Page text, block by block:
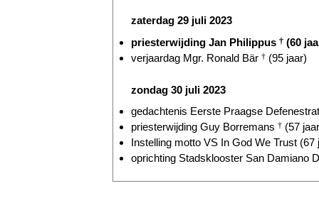
zaterdag 29 juli 2023
priesterwijding Jan Philippus † (60
verjaardag Mgr. Ronald Bär † (95 jaar)
zondag 30 juli 2023
gedachtenis Eerste Praagse
priesterwijding Guy Borremans † (57
Instelling motto VS In God We Trust (67
oprichting Stadsklooster San Damiano